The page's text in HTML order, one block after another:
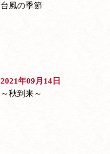
台風の季節
2021年09月14日
～秋到来～